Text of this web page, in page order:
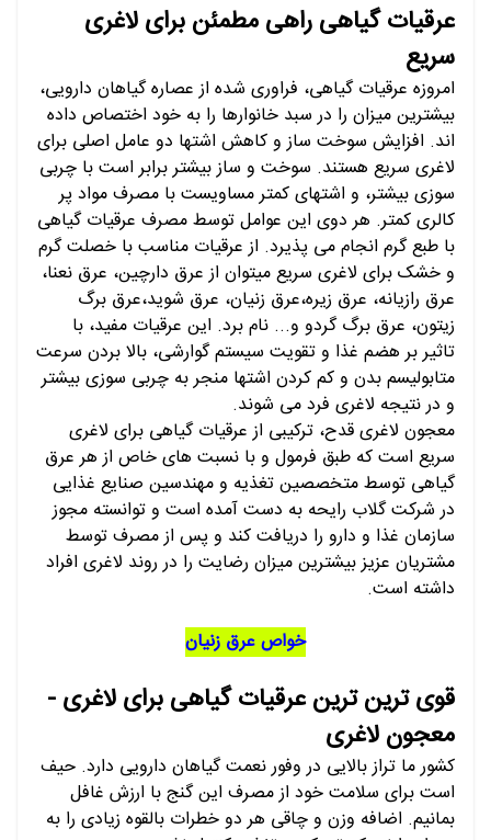
عرقیات گیاهی راهی مطمئن برای لاغری
سریع
امروزه عرقیات گیاهی، فراوری شده از عصاره گیاهان دارویی،
بیشترین میزان را در سبد خانوارها را به خود اختصاص داده
اند. افزایش سوخت ساز و کاهش اشتها دو عامل اصلی برای
لاغری سریع هستند. سوخت و ساز بیشتر برابر است با چربی
سوزی بیشتر، و اشتهای کمتر مساویست با مصرف مواد پر
کالری کمتر. هر دوی این عوامل توسط مصرف عرقیات گیاهی
با طبع گرم انجام می پذیرد. از عرقیات مناسب با خصلت گرم
و خشک برای لاغری سریع میتوان از عرق دارچین، عرق نعنا،
عرق رازیانه، عرق زیره،عرق زنیان، عرق شوید،عرق برگ
زیتون، عرق برگ گردو و... نام برد. این عرقیات مفید، با
تاثیر بر هضم غذا و تقویت سیستم گوارشی، بالا بردن سرعت
متابولیسم بدن و کم کردن اشتها منجر به چربی سوزی بیشتر
و در نتیجه لاغری فرد می شوند.
معجون لاغری قدح، ترکیبی از عرقیات گیاهی برای لاغری
سریع است که طبق فرمول و با نسبت های خاص از هر عرق
گیاهی توسط متخصصین تغذیه و مهندسین صنایع غذایی
در شرکت گلاب رایحه به دست آمده است و توانسته مجوز
سازمان غذا و دارو را دریافت کند و پس از مصرف توسط
مشتریان عزیز بیشترین میزان رضایت را در روند لاغری افراد
داشته است.
خواص عرق زنیان
قوی ترین ترین عرقیات گیاهی برای لاغری -
معجون لاغری
کشور ما تراز بالایی در وفور نعمت گیاهان دارویی دارد. حیف
است برای سلامت خود از مصرف این گنج با ارزش غافل
بمانیم. اضافه وزن و چاقی هر دو خطرات بالقوه زیادی را به